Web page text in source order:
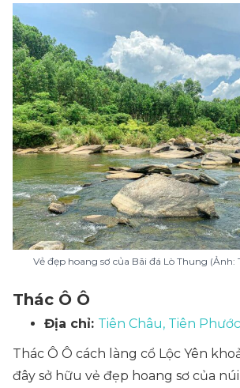
Vẻ đẹp hoang sơ của Bãi đá Lò Thung (Ảnh:
Thác Ô Ô
Địa chỉ: Tiên Châu, Tiên
Thác Ô Ô cách làng cổ Lộc Yên
đây sở hữu vẻ đẹp hoang sơ của